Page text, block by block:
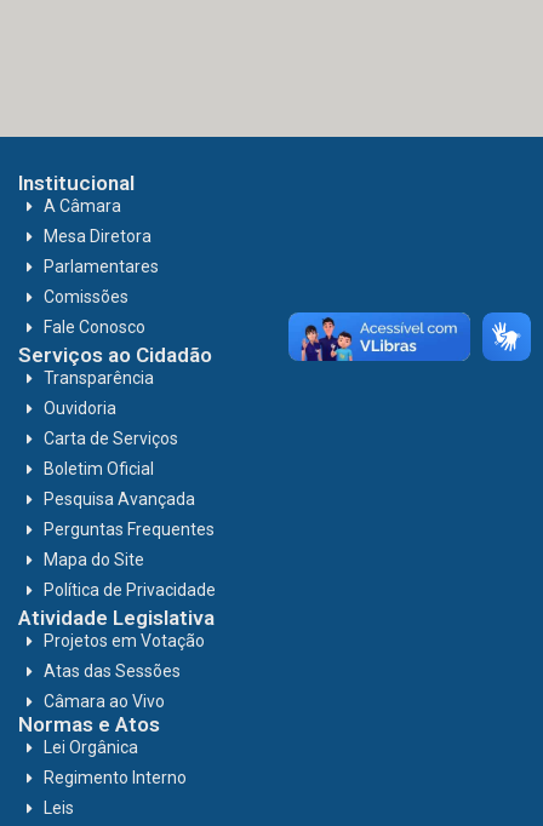
Institucional
A Câmara
Mesa Diretora
Parlamentares
Comissões
Fale Conosco
Serviços ao Cidadão
Transparência
Ouvidoria
Carta de Serviços
Boletim Oficial
Pesquisa Avançada
Perguntas Frequentes
Mapa do Site
Política de Privacidade
Atividade Legislativa
Projetos em Votação
Atas das Sessões
Câmara ao Vivo
Normas e Atos
Lei Orgânica
Regimento Interno
Leis